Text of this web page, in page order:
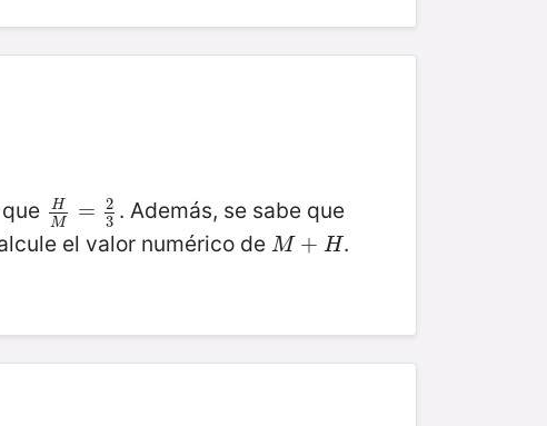
H
M
= 2
3
HM= 23. Además, se sabe que
el valor numérico de M + H
M+H
.